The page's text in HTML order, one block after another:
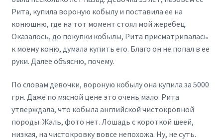
Рита, купила вороную кобылу и поставила ее на
конюшню, где на тот момент стоял мой жеребец.
Оказалось, до покупки кобылы, Рита присматривалась
к моему коню, думала купить его. Благо он не попал в ее
руки. Далее объясню, почему.
По словам девочки, вороную кобылу она купила за 5000
грн. Даже по мясной цене это очень мало. Рита
утверждала, что кобыла английской чистокровной
породы. Жаль, фото нет. Лошадь с короткой шеей,
низкая, на чистокровку вовсе непохожа. Ну, не суть.